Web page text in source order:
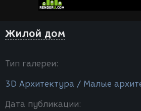
Жилой дом
Тип галереи:
3D Архитектура / Малые
Дата публикации: